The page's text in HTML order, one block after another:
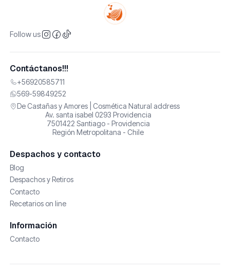
Follow us
Contáctanos!!!
+56920585711
569-59849252
De Castañas y Amores | Cosmética Natural address
Av. santa isabel 0293 Providencia
7501422 Santiago - Providencia
Región Metropolitana - Chile
Despachos y contacto
Blog
Despachos y Retiros
Contacto
Recetarios on line
Información
Contacto